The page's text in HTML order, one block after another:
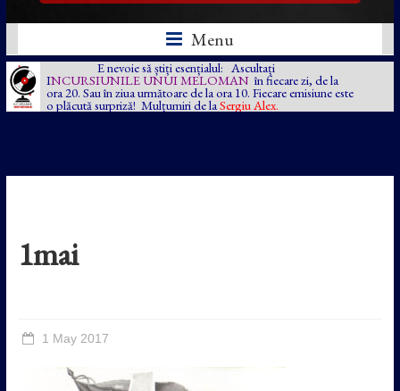
Menu
E nevoie să știți esențialul: Ascultați
INCURSIUNILE UNUI MELOMAN în fiecare zi, de la
ora 20. Sau în ziua următoare de la ora 10. Fiecare emisiune este
o plăcută surpriză! Mulțumiri de la Sergiu Alex.
1mai
1 May 2017